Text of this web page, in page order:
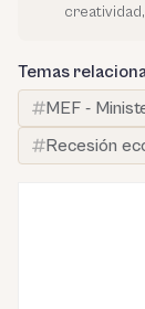
Temas
MEF -
Recesión